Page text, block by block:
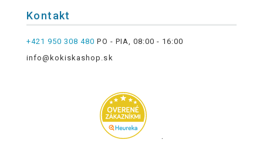
Kontakt
+421 950 308 480 PO - PIA, 08:00 - 16:00
info@kokiskashop.sk
.